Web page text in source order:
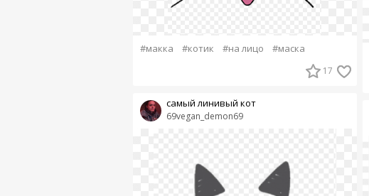
#макка #котик #на лицо #маска
17
69vegan_demon69
самый линивый кот